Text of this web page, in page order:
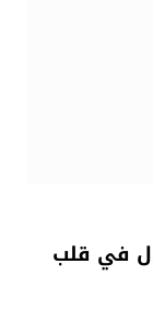
في قلب